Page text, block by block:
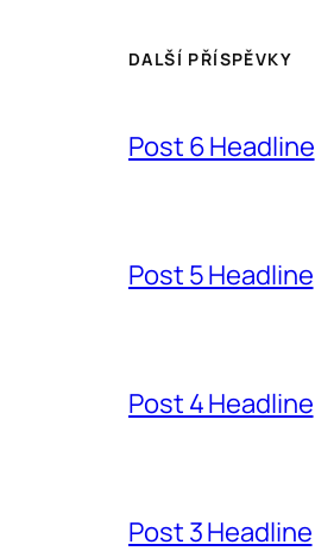
DALŠÍ PŘÍSPĚVKY
Post 6 Headline
Post 5 Headline
Post 4 Headline
Post 3 Headline